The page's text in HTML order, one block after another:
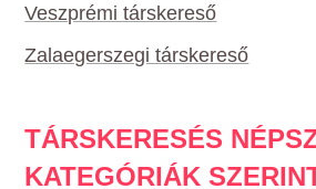
Veszprémi társkereső
Zalaegerszegi társkereső
TÁRSKERESÉS
KATEGÓRIÁK